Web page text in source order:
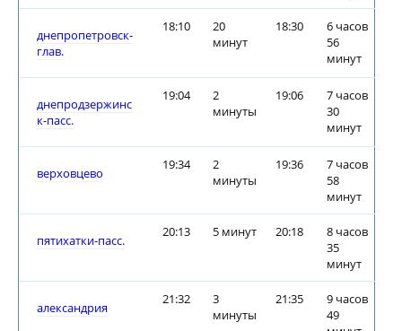
днепропетровск-
глав.
18:10
20
минут
18:30
6 часов
56
минут
днепродзержинс
к-пасс.
19:04
2
минуты
19:06
7 часов
30
минут
верховцево
19:34
2
минуты
19:36
7 часов
58
минут
пятихатки-пасс.
20:13 5 минут 20:18
8 часов
35
минут
александрия
21:32
3
минуты
21:35
9 часов
49